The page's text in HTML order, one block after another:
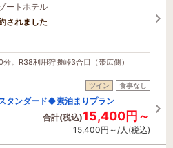
ートホテル
見ています
されました
。R38利用狩勝峠3合目（帯広側）
ツイン 食事なし
タンダード◆素泊まりプラン
合計(税込)15,400円～
15,400円～/人(税込)